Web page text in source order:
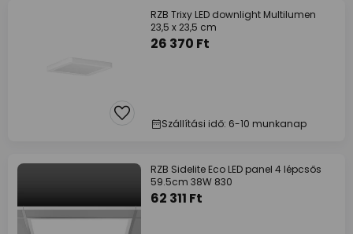
RZB Trixy LED downlight Multilumen
23,5 x 23,5 cm
26 370 Ft
Szállítási idő: 6-10 munkanap
RZB Sidelite Eco LED panel 4 lépcsős
59.5cm 38W 830
62 311 Ft